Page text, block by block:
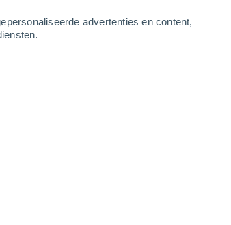
advertenties en content,